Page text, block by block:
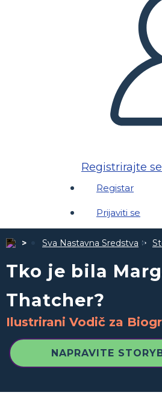
Registrirajte
Registar
Prijaviti se
Sva Nastavna Sredstva
Tko je bila
Thatcher?
Ilustrirani Vodič za
NAPRAVITE